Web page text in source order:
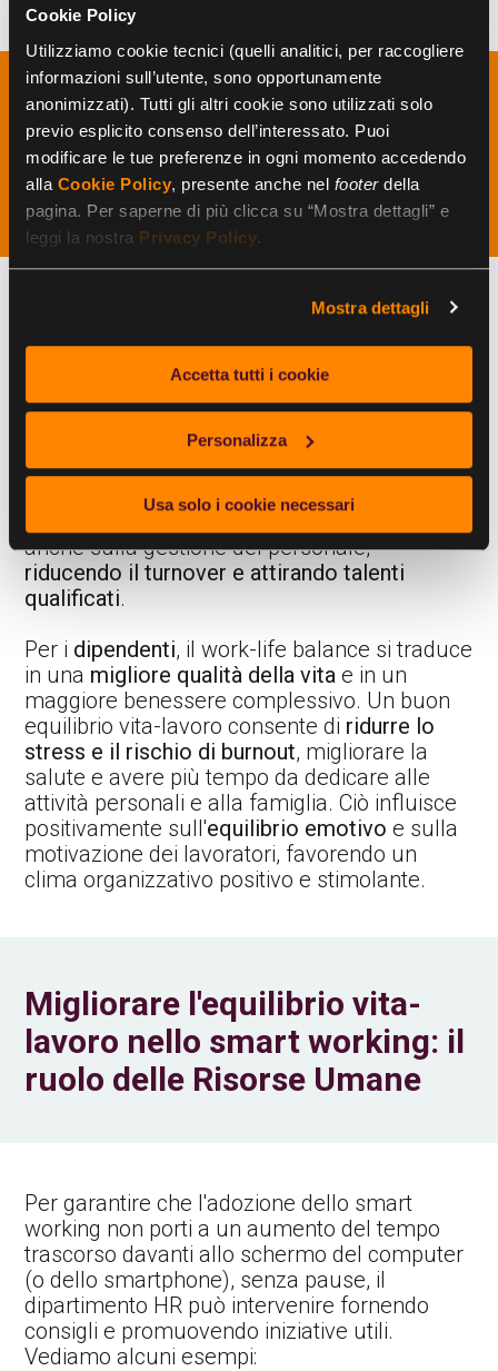
Cookie Policy
Utilizziamo cookie tecnici (quelli analitici, per raccogliere
informazioni sull’utente, sono opportunamente
anonimizzati). Tutti gli altri cookie sono utilizzati solo
previo esplicito consenso dell’interessato. Puoi
modificare le tue preferenze in ogni momento accedendo
alla Cookie Policy, presente anche nel footerdella
pagina. Per saperne di più clicca su “Mostra dettagli” e
leggi la nostra Privacy Policy.
Mostra dettagli
Accetta tutti i cookie
Personalizza
Usa solo i cookie necessari
I vantaggi del work life
balance per azienda e
dipendenti
vantaggi del work-life balancesi riflettono
sia sulle aziende che sui dipendenti.
Dall'ottica aziendale, un miglioramento del
work-life balance può contribuire a un
aumento della produttività e della qualità del
. I dipendenti che si sentono apprezzati
e supportati, infatti, tendono ad essere più
motivati e impegnati nel raggiungimento degli
anche sulla gestione del personale,
riducendo il turnover e attirando talenti
qualificati.
Per i dipendenti, il work-life balance si traduce
in una migliore qualità della vita e in un
maggiore benessere complessivo. Un buon
equilibrio vita-lavoro consente di ridurre lo
stress e il rischio di burnout, migliorare la
salute e avere più tempo da dedicare alle
attività personali e alla famiglia. Ciò influisce
positivamente sull'equilibrio emotivo e sulla
motivazione dei lavoratori, favorendo un
clima organizzativo positivo e stimolante.
Migliorare l'equilibrio vita-
lavoro nello smart working: il
ruolo delle Risorse Umane
Per garantire che l'adozione dello smart
working non porti a un aumento del tempo
trascorso davanti allo schermo del computer
(o dello smartphone), senza pause, il
dipartimento HR può intervenire fornendo
consigli e promuovendo iniziative utili.
Vediamo alcuni esempi: